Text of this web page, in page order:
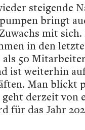
steigende
bringt
mit
in den
50
ist weiterhin
Man blickt
derzeit von
für das Jahr